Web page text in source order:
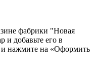
фабрики "Новая
и добавьте его в
и нажмите на «Оформить